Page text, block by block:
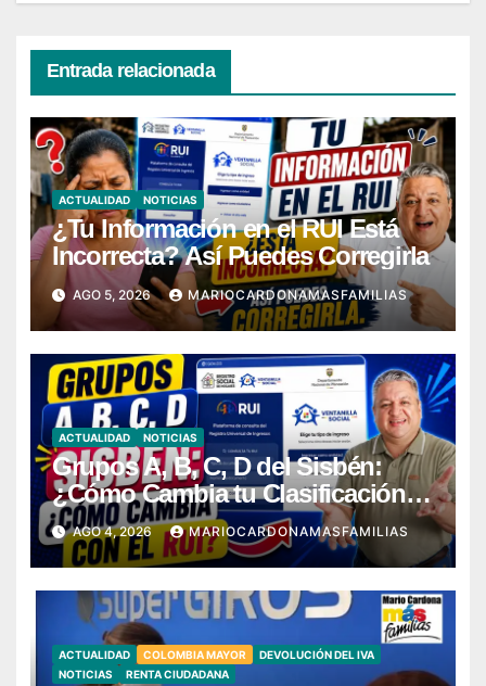
Entrada relacionada
ACTUALIDAD NOTICIAS
¿Tu Información en el RUI Está
Incorrecta? Así Puedes Corregirla
AGO 5, 2026 MARIOCARDONAMASFAMILIAS
ACTUALIDAD NOTICIAS
Grupos A, B, C, D del Sisbén:
¿Cómo Cambia tu Clasificación
con el RUI?
AGO 4, 2026 MARIOCARDONAMASFAMILIAS
ACTUALIDAD COLOMBIA MAYOR
DEVOLUCIÓN DEL IVA
NOTICIAS
RENTA CIUDADANA